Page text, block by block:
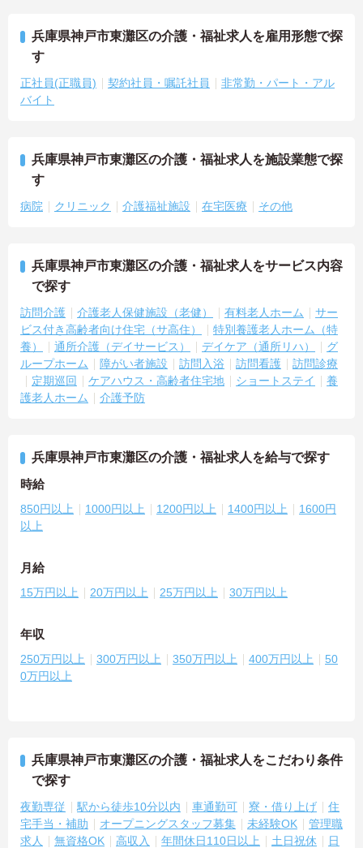
兵庫県神戸市東灘区の介護・福祉求人を雇用形態で探
す
正社員(正職員) 契約社員・嘱託社員
非常勤・パート・アル
バイト
兵庫県神戸市東灘区の介護・福祉求人を施設業態で探
す
病院 クリニック 介護福祉施設 在宅医療 その他
兵庫県神戸市東灘区の介護・福祉求人をサービス内容
で探す
訪問介護 介護老人保健施設（老健） 有料老人ホーム
サー
ビス付き高齢者向け住宅（サ高住）
特別養護老人ホーム（特
養）
通所介護（デイサービス） デイケア（通所リハ）
グ
ループホーム
障がい者施設 訪問入浴 訪問看護
訪問診療
定期巡回
ケアハウス・高齢者住宅地 ショートステイ
養
護老人ホーム
介護予防
兵庫県神戸市東灘区の介護・福祉求人を給与で探す
時給
850円以上 1000円以上 1200円以上 1400円以上
1600円
以上
月給
15万円以上 20万円以上 25万円以上 30万円以上
年収
250万円以上 300万円以上 350万円以上 400万円以上
50
0万円以上
兵庫県神戸市東灘区の介護・福祉求人をこだわり条件
で探す
夜勤専従 駅から徒歩10分以内 車通勤可 寮・借り上げ
住
宅手当・補助
オープニングスタッフ募集 未経験OK
管理職
求人
無資格OK 高収入 年間休日110日以上 土日祝休
日